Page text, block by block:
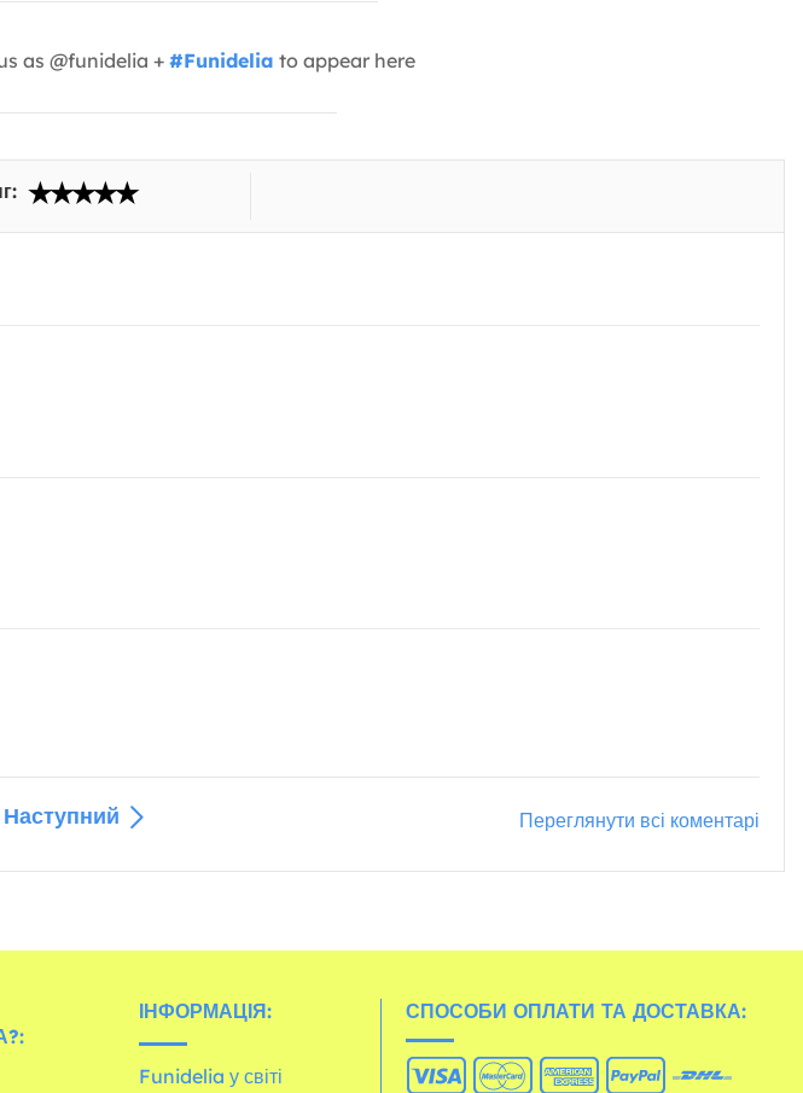
as @funidelia +#Funidelia to appear here
Наступний Переглянути всі коментарі
ІНФОРМАЦІЯ:
Funidelia у світі
СПОСОБИ ОПЛАТИ ТА ДОСТАВКА: